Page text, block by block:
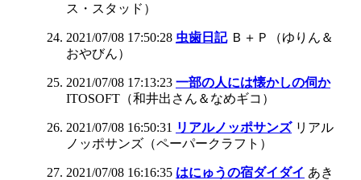
ス・スタッド）
2021/07/08 17:50:28 虫歯日記 Ｂ＋Ｐ（ゆりん＆
おやびん）
2021/07/08 17:13:23 一部の人には懐かしの伺か
ITOSOFT（和井出さん＆なめギコ）
2021/07/08 16:50:31 リアルノッポサンズ リアル
ノッポサンズ（ペーパークラフト）
2021/07/08 16:16:35 はにゅうの宿ダイダイ あき